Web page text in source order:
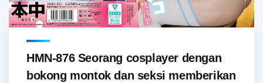
HMN-876 Seorang cosplayer dengan
bokong montok dan seksi memberikan